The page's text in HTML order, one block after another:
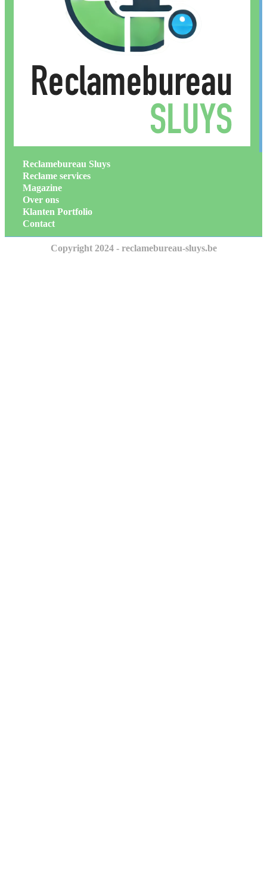
Reclamebureau Sluys
Reclame services
Magazine
Over ons
Klanten Portfolio
Contact
Copyright 2024 - reclamebureau-sluys.be